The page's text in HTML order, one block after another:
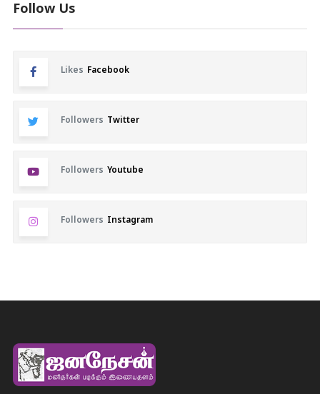
Follow Us
Likes Facebook
Followers Twitter
Followers Youtube
Followers Instagram